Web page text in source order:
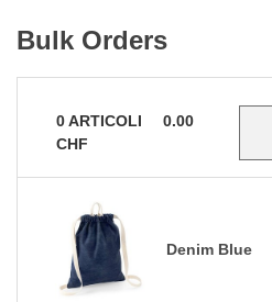
Bulk Orders
0ARTICOLI
0.00
CHF
Denim Blue